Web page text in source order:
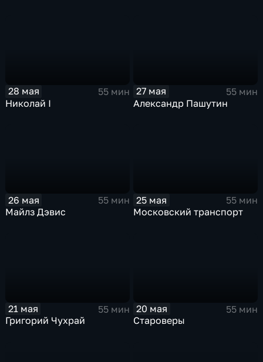
28 мая
55 мин
Николай I
27 мая
55 мин
Александр Пашутин
26 мая
55 мин
Майлз Дэвис
25 мая
55 мин
Московский транспорт
21 мая
55 мин
Григорий Чухрай
20 мая
55 мин
Староверы